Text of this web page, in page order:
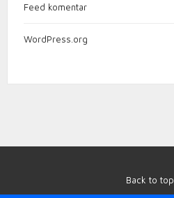
Feed komentar
WordPress.org
Back to top